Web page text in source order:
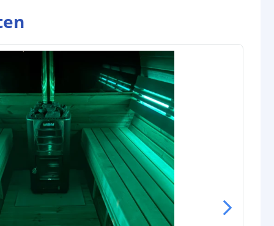
IP65: 12 mm
IP67: 12 mm
IP20: 1,9 mm
IP65: 5,3 mm
IP67: 5,3 mm
4-pins stekker type vrouw+man
4-pins stekker type vrouw